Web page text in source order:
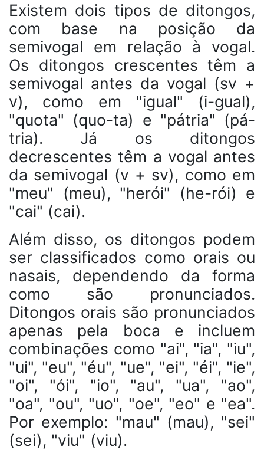
Existem dois tipos de ditongos,
com base na posição da
semivogal em relação à vogal.
Os ditongos crescentes têm a
semivogal antes da vogal (sv +
v), como em "igual" (i-gual),
"quota" (quo-ta) e "pátria" (pá-
tria). Já os ditongos
decrescentes têm a vogal antes
da semivogal (v + sv), como em
"meu" (meu), "herói" (he-rói) e
"cai" (cai).
Além disso, os ditongos podem
ser classificados como orais ou
nasais, dependendo da forma
como são pronunciados.
Ditongos orais são pronunciados
apenas pela boca e incluem
combinações como "ai", "ia", "iu",
"ui", "eu", "éu", "ue", "ei", "éi", "ie",
"oi", "ói", "io", "au", "ua", "ao",
"oa", "ou", "uo", "oe", "eo" e "ea".
Por exemplo: "mau" (mau), "sei"
(sei), "viu" (viu).